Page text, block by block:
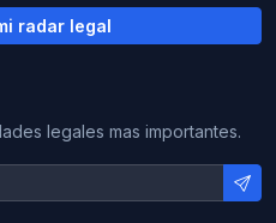
radar legal
legales mas importantes.